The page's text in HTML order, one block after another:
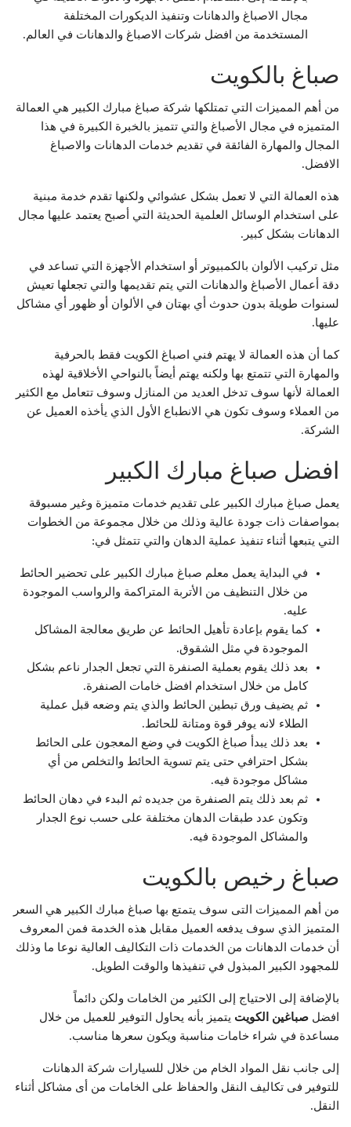
مجال الاصباغ والدهانات وتنفيذ الديكورات المختلفة
المستخدمة من افضل شركات الاصباغ والدهانات في العالم.
صباغ بالكويت
من أهم المميزات التي تمتلكها شركة صباغ مبارك الكبير هي العمالة
المتميزه في مجال الأصباغ والتي تتميز بالخبرة الكبيرة في هذا
المجال والمهارة الفائقة في تقديم خدمات الدهانات والاصباغ
الافضل.
هذه العمالة التي لا تعمل بشكل عشوائي ولكنها تقدم خدمة مبنية
على استخدام الوسائل العلمية الحديثة التي أصبح يعتمد عليها مجال
الدهانات بشكل كبير.
مثل تركيب الألوان بالكمبيوتر أو استخدام الأجهزة التي تساعد في
دقة أعمال الأصباغ والدهانات التي يتم تقديمها والتي تجعلها تعيش
لسنوات طويلة بدون حدوث أي بهتان في الألوان أو ظهور أي مشاكل
عليها.
كما أن هذه العمالة لا يهتم فني اصباغ الكويت فقط بالحرفية
والمهارة التي تتمتع بها ولكنه يهتم أيضاً بالنواحي الأخلاقية لهذه
العمالة لأنها سوف تدخل العديد من المنازل وسوف تتعامل مع الكثير
من العملاء وسوف تكون هي الانطباع الأول الذي يأخذه العميل عن
الشركة.
افضل صباغ مبارك الكبير
يعمل صباغ مبارك الكبير على تقديم خدمات متميزة وغير مسبوقة
بمواصفات ذات جودة عالية وذلك من خلال مجموعة من الخطوات
التي يتبعها أثناء تنفيذ عملية الدهان والتي تتمثل في:
في البداية يعمل معلم صباغ مبارك الكبير على تحضير الحائط
من خلال التنظيف من الأتربة المتراكمة والرواسب الموجودة
عليه.
كما يقوم بإعادة تأهيل الحائط عن طريق معالجة المشاكل
الموجودة في مثل الشقوق.
بعد ذلك يقوم بعملية الصنفرة التي تجعل الجدار ناعم بشكل
كامل من خلال استخدام افضل خامات الصنفرة.
ثم يضيف ورق تبطين الحائط والذي يتم وضعه قبل عملية
الطلاء لانه يوفر قوة ومتانة للحائط.
بعد ذلك يبدأ صباغ الكويت في وضع المعجون على الحائط
بشكل احترافي حتى يتم تسوية الحائط والتخلص من أي
مشاكل موجودة فيه.
ثم بعد ذلك يتم الصنفرة من جديده ثم البدء في دهان الحائط
وتكون عدد طبقات الدهان مختلفة على حسب نوع الجدار
والمشاكل الموجودة فيه.
صباغ رخيص بالكويت
من أهم المميزات التى سوف يتمتع بها صباغ مبارك الكبير هي السعر
المتميز الذي سوف يدفعه العميل مقابل هذه الخدمة فمن المعروف
أن خدمات الدهانات من الخدمات ذات التكاليف العالية نوعا ما وذلك
للمجهود الكبير المبذول في تنفيذها والوقت الطويل.
بالإضافة إلى الاحتياج إلى الكثير من الخامات ولكن دائماً
افضل صباغين الكويت يتميز بأنه يحاول التوفير للعميل من خلال
مساعدة في شراء خامات مناسبة ويكون سعرها مناسب.
إلى جانب نقل المواد الخام من خلال للسيارات شركة الدهانات
للتوفير فى تكاليف النقل والحفاظ على الخامات من أى مشاكل أثناء
النقل.